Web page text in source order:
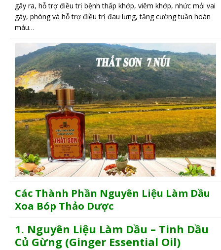
gây ra, hỗ trợ điều trị bệnh thấp khớp, viêm khớp, nhức mỏi vai
gáy, phòng và hỗ trợ điều trị đau lưng, tăng cường tuần hoàn
máu…
Các Thành Phần Nguyên Liệu Làm Dầu
Xoa Bóp Thảo Dược
1. Nguyên Liệu Làm Dầu – Tinh Dầu
Củ Gừng (Ginger Essential Oil)